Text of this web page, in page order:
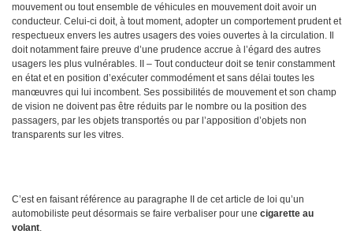
mouvement ou tout ensemble de véhicules en mouvement doit avoir un
conducteur. Celui-ci doit, à tout moment, adopter un comportement prudent et
respectueux envers les autres usagers des voies ouvertes à la circulation. Il
doit notamment faire preuve d’une prudence accrue à l’égard des autres
usagers les plus vulnérables. II – Tout conducteur doit se tenir constamment
en état et en position d’exécuter commodément et sans délai toutes les
manœuvres qui lui incombent. Ses possibilités de mouvement et son champ
de vision ne doivent pas être réduits par le nombre ou la position des
passagers, par les objets transportés ou par l’apposition d’objets non
transparents sur les vitres.
C’est en faisant référence au paragraphe II de cet article de loi qu’un
automobiliste peut désormais se faire verbaliser pour une cigarette au
volant.